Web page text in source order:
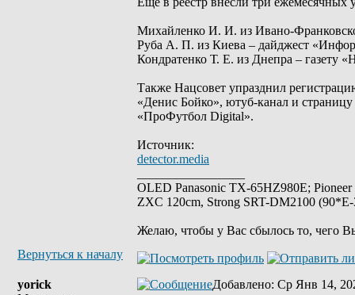
Михайленко И. И. из Ивано-
Руба А. П. из Киева – дайджест
Кондратенко Т. Е. из Днепра – газету
Также Нацсовет упразднил
«Денис Бойко», ютуб-канал и
«ПроФутбол Digital».
Источник:
detector.media
OLED Panasonic TX-65HZ980E;
ZXC 120cm, Strong SRT-DM2100
Желаю, чтобы у Вас сбылось то, чего
Вернуться к началу
yorick
Добавлено: Ср Янв 14,